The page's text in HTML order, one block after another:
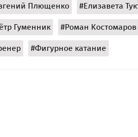
Плющенко #Елизавета
Гуменник #Роман Костомаров
#Фигурное катание